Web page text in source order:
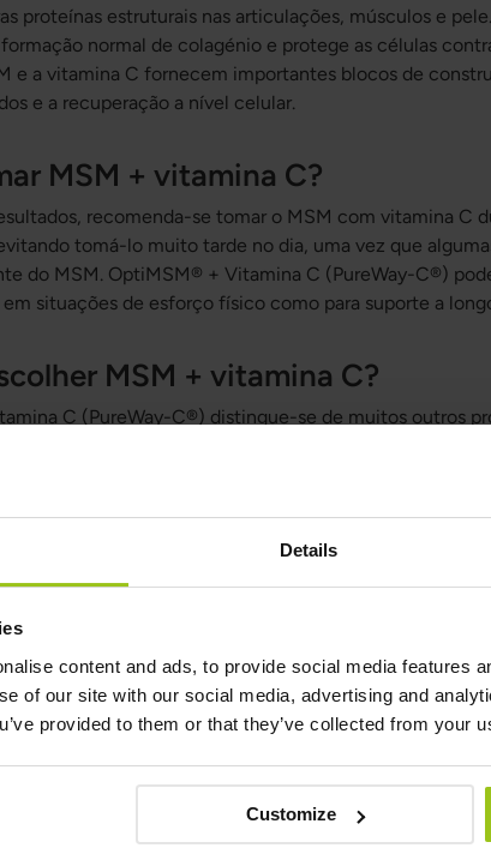
Details
content and ads, to provide social media features
of our site with our social media, advertising and
provided to them or that they’ve collected from your
Customize
proteínas estruturais nas articulações, músculos e
normal de colagénio e protege as células
e a vitamina C fornecem importantes blocos de
e a recuperação a nível celular.
MSM + vitamina C?
recomenda-se tomar o MSM com vitamina C
tomá-lo muito tarde no dia, uma vez que
do MSM. OptiMSM® + Vitamina C (PureWay-C®)
situações de esforço físico como para suporte a
MSM + vitamina C?
C (PureWay-C®) distingue-se de muitos outros
estruturais do corpo em vários níveis.
articulações, músculos e tecidos
enxofre, essencial para os tecidos conjuntivos, a
recuperação e mobilidade
é frequentemente utilizada durante a prática de
a função normal dos tecidos no movimento diário.